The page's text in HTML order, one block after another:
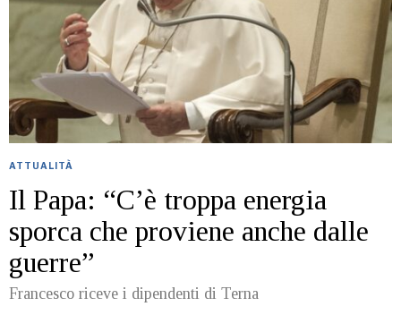
ATTUALITÀ
Il Papa: “Cʼè troppa energia
sporca che proviene anche dalle
guerre”
Francesco riceve i dipendenti di Terna